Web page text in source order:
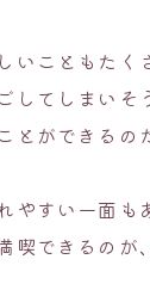
いこともたく
してしまいそ
とができるの
やすい一面も
喫できるのが